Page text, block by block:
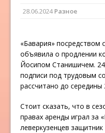
28.06.2024Разное
«Бавария» посредством
объявила о продлении
Йосипом Станишичем.
подписи под трудовым
рассчитано до середины
Стоит сказать, что в
правах аренды играл за
леверкузенцев